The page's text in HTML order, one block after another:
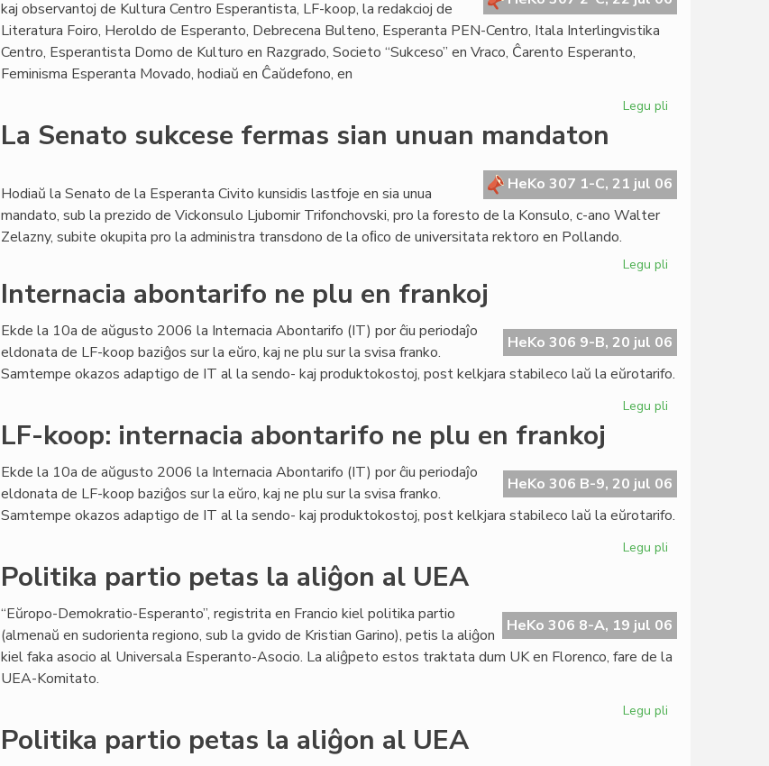
kaj observantoj de Kultura Centro Esperantista, LF-koop, la redakcioj de
Literatura Foiro, Heroldo de Esperanto, Debrecena Bulteno, Esperanta PEN-Centro, Itala Interlingvistika
Centro, Esperantista Domo de Kulturo en Razgrado, Societo “Sukceso” en Vraco, Ĉarento Esperanto,
Feminisma Esperanta Movado, hodiaŭ en Ĉaŭdefono, en
Legu pli
la
kreskon
La Senato sukcese fermas sian unuan mandaton
HeKo 307 1-C, 21 jul 06
Hodiaŭ la Senato de la Esperanta Civito kunsidis lastfoje en sia unua
mandato, sub la prezido de Vickonsulo Ljubomir Trifonchovski, pro la foresto de la Konsulo, c-ano Walter
Zelazny, subite okupita pro la administra transdono de la oﬁco de universitata rektoro en Pollando.
Legu pli
fermas
sian
unuan
Internacia abontarifo ne plu en frankoj
HeKo 306 9-B, 20 jul 06
Ekde la 10a de aŭgusto 2006 la Internacia Abontarifo (IT) por ĉiu periodaĵo
eldonata de LF-koop baziĝos sur la eŭro, kaj ne plu sur la svisa franko.
Samtempe okazos adaptigo de IT al la sendo- kaj produktokostoj, post kelkjara stabileco laŭ la eŭrotarifo.
Legu pli
plu
en
frankoj
LF-koop: internacia abontarifo ne plu en frankoj
HeKo 306 B-9, 20 jul 06
Ekde la 10a de aŭgusto 2006 la Internacia Abontarifo (IT) por ĉiu periodaĵo
eldonata de LF-koop baziĝos sur la eŭro, kaj ne plu sur la svisa franko.
Samtempe okazos adaptigo de IT al la sendo- kaj produktokostoj, post kelkjara stabileco laŭ la eŭrotarifo.
Legu pli
abontarifo
ne
plu
Politika partio petas la aliĝon al UEA
HeKo 306 8-A, 19 jul 06
“Eŭropo-Demokratio-Esperanto”, registrita en Francio kiel politika partio
(almenaŭ en sudorienta regiono, sub la gvido de Kristian Garino), petis la aliĝon
kiel faka asocio al Universala Esperanto-Asocio. La aliĝpeto estos traktata dum UK en Florenco, fare de la
UEA-Komitato.
Legu pli
Politika partio petas la aliĝon al UEA